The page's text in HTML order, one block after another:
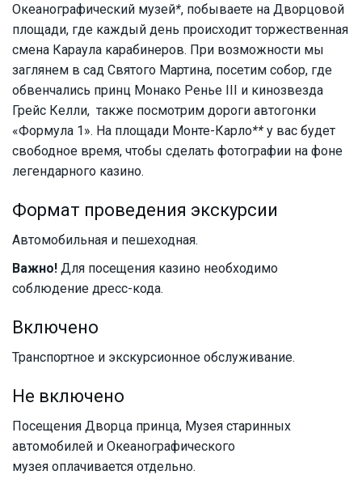
Океанографический музей*, побываете на Дворцовой
площади, где каждый день происходит торжественная
смена Караула карабинеров. При возможности мы
заглянем в сад Святого Мартина, посетим собор, где
обвенчались принц Монако Ренье III и кинозвезда
Грейс Келли, также посмотрим дороги автогонки
«Формула 1». На площади Монте-Карло** у вас будет
свободное время, чтобы сделать фотографии на фоне
легендарного казино.
Формат проведения экскурсии
Автомобильная и пешеходная.
Важно! Для посещения казино необходимо
соблюдение дресс-кода.
Включено
Транспортное и экскурсионное обслуживание.
Не включено
Посещения Дворца принца, Музея старинных
автомобилей и Океанографического
музея оплачивается отдельно.